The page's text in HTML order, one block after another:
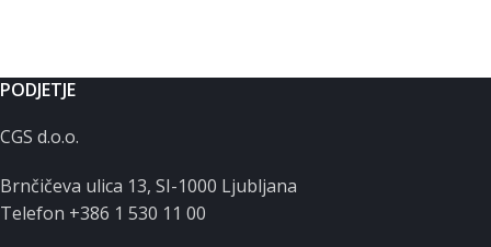
PODJETJE
CGS d.o.o.
Brnčičeva ulica 13, SI-1000 Ljubljana
Telefon +386 1 530 11 00